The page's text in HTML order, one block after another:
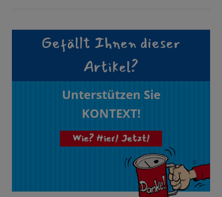
Gefällt Ihnen dieser
Artikel?
Unterstützen Sie
KONTEXT!
Wie? Hier! Jetzt!